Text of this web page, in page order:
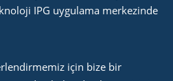
IPG uygulama merkezinde
için bize bir